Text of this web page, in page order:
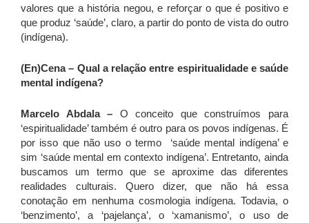
valores que a história negou, e reforçar o que é positivo e
que produz ‘saúde’, claro, a partir do ponto de vista do outro
(indígena).
(En)Cena– Qual a relação entre espiritualidade e saúde
mental indígena?
Marcelo Abdala – O conceito que construímos para
‘espiritualidade’ também é outro para os povos indígenas. É
por isso que não uso o termo ‘saúde mental indígena’ e
sim ‘saúde mental em contexto indígena’. Entretanto, ainda
buscamos um termo que se aproxime das diferentes
realidades culturais. Quero dizer, que não há essa
conotação em nenhuma cosmologia indígena. Todavia, o
‘benzimento’, a ‘pajelança’, o ‘xamanismo’, o uso de